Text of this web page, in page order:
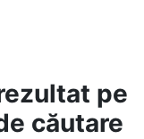
pe
căutare